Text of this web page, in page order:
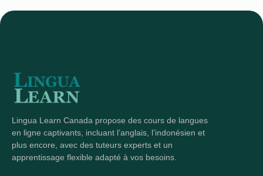
Lingua Learn Canada propose des cours de langues
en ligne captivants, incluant l’anglais, l’indonésien et
plus encore, avec des tuteurs experts et un
apprentissage flexible adapté à vos besoins.